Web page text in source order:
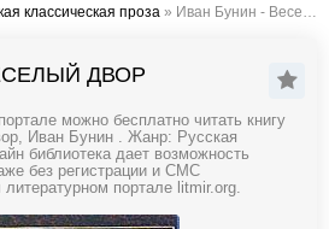
классическая проза » Иван Бунин - Веселый двор
ДВОР
можно бесплатно читать книгу
Иван Бунин . Жанр: Русская
библиотека дает возможность
без регистрации и СМС
портале litmir.org.